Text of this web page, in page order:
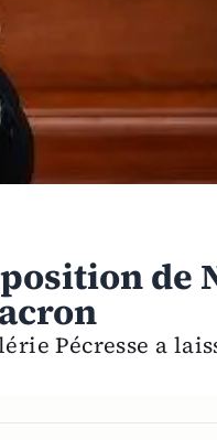
de
Pécresse a